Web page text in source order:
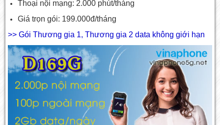
Thoại nội mạng: 2.000 phút/tháng
Giá trọn gói: 199.000đ/tháng
>> Gói Thương gia 1, Thương gia 2 data không giới hạn